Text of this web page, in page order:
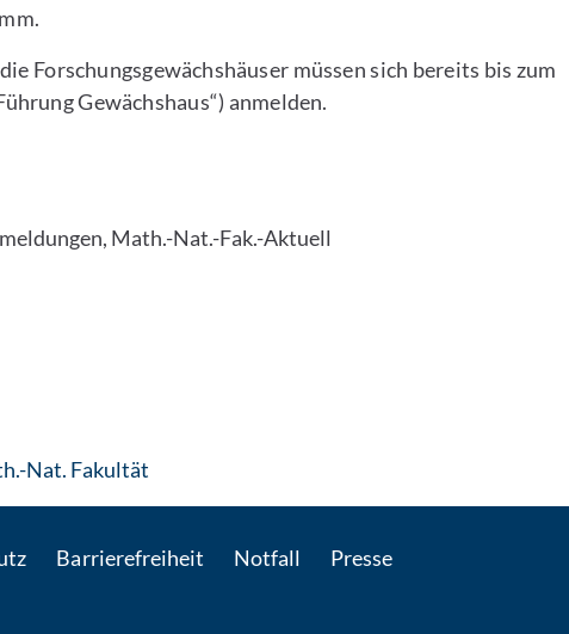
Forschungsgewächshäuser müssen sich bereits bis zum
Gewächshaus“) anmelden.
Math.-Nat.-Fak.-Aktuell
Nat. Fakultät: Per E-Mail kontaktieren
Barrierefreiheit Notfall Presse